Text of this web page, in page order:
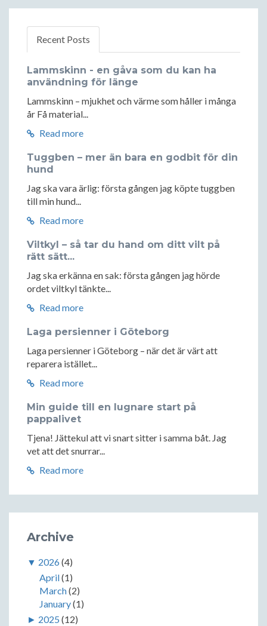
Recent Posts
Lammskinn - en gåva som du kan ha
användning för länge
Lammskinn – mjukhet och värme som håller i många
år Få material...
Read more
Tuggben – mer än bara en godbit för din
hund
Jag ska vara ärlig: första gången jag köpte tuggben
till min hund...
Read more
Viltkyl – så tar du hand om ditt vilt på
rätt sätt...
Jag ska erkänna en sak: första gången jag hörde
ordet viltkyl tänkte...
Read more
Laga persienner i Göteborg
Laga persienner i Göteborg – när det är värt att
reparera istället...
Read more
Min guide till en lugnare start på
pappalivet
Tjena! Jättekul att vi snart sitter i samma båt. Jag
vet att det snurrar...
Read more
Archive
▼ 2026(4)
April(1)
March(2)
January(1)
► 2025 (12)